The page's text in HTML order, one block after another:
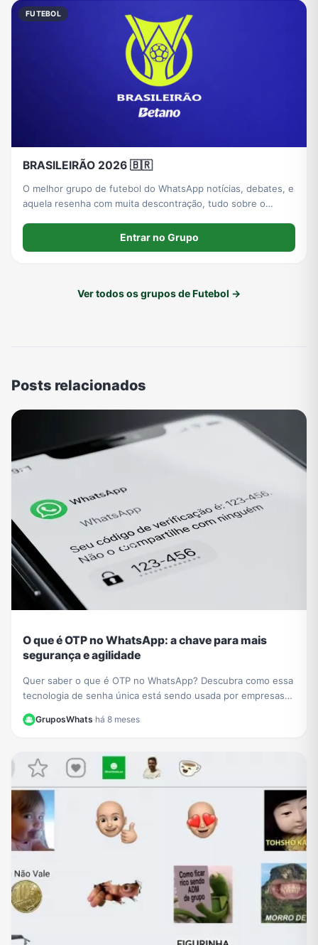
FUTEBOL
BRASILEIRÃO 2026 🇧🇷
O melhor grupo de futebol do WhatsApp notícias, debates, e
aquela resenha com muita descontração, tudo sobre o
Entrar no Grupo
Ver todos os grupos de Futebol →
Posts relacionados
O que é OTP no WhatsApp: a chave para mais
segurança e agilidade
Quer saber o que é OTP no WhatsApp? Descubra como essa
tecnologia de senha única está sendo usada por empresas
como PicPay para aumentar sua segurança online.
GruposWhats·há 8 meses